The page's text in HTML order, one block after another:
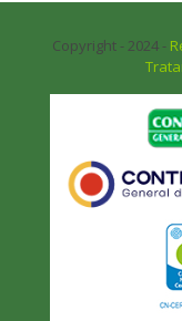
Copyright - 2024 -